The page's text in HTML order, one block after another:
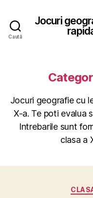
Caută
Jocuri
Jocuri geografie cu
X-a. Te poti evalua
Intrebarile sunt
clasa a